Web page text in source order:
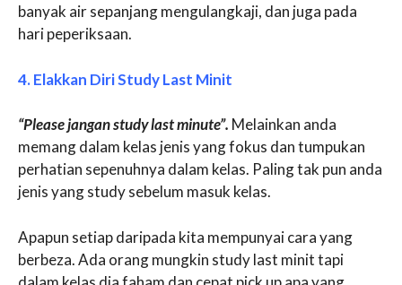
banyak air sepanjang mengulangkaji, dan juga pada
hari peperiksaan.
4. Elakkan Diri Study Last Minit
“Please jangan study last minute”. Melainkan anda
memang dalam kelas jenis yang fokus dan tumpukan
perhatian sepenuhnya dalam kelas. Paling tak pun anda
jenis yang study sebelum masuk kelas.
Apapun setiap daripada kita mempunyai cara yang
berbeza. Ada orang mungkin study last minit tapi